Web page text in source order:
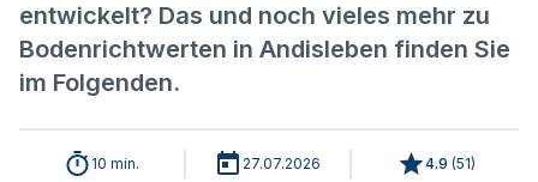
entwickelt? Das und noch vieles mehr zu
Bodenrichtwerten in Andisleben finden Sie
im Folgenden.
10 min. 27.07.2026 4.9 (51)